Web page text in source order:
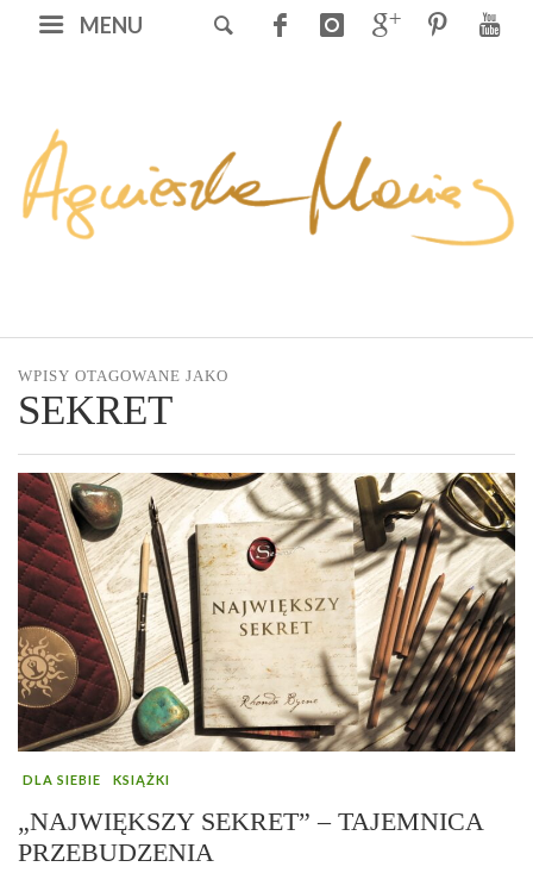
MENU
WPISY OTAGOWANE JAKO
SEKRET
DLA SIEBIE KSIĄŻKI
„NAJWIĘKSZY SEKRET” – TAJEMNICA
PRZEBUDZENIA